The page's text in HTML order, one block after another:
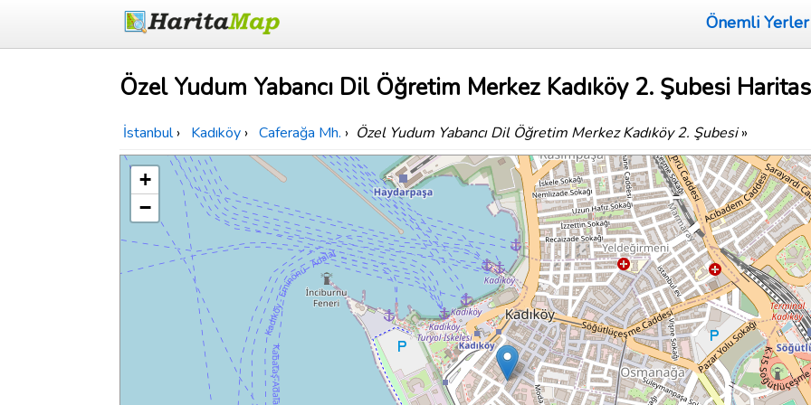
Önemli Yerler
Özel Yudum Yabancı Dil Öğretim Merkez Kadıköy 2. Şubesi
İstanbul › Kadıköy › Caferağa Mh. › Özel Yudum Yabancı Dil Öğretim Merkez Kadıköy 2. Şubesi»
+
−